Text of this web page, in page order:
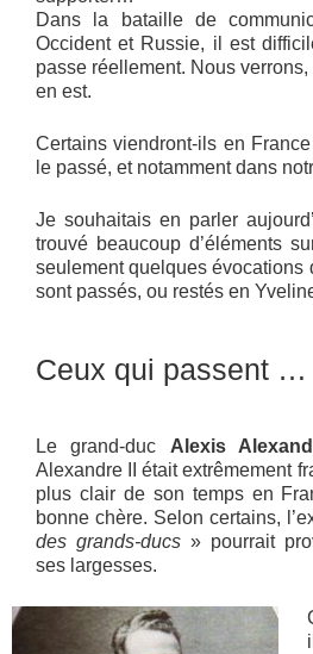
Dans la bataille de
Occident et Russie, il est
passe réellement. Nous verrons,
en est.
Certains viendront-ils en
le passé, et notamment dans
Je souhaitais en parler
trouvé beaucoup d’éléments
seulement quelques évocations
sont passés, ou restés en
Ceux qui passent …
Le grand-duc Alexis
Alexandre II était extrêmement
plus clair de son temps en
bonne chère. Selon certains,
des grands-ducs » pourrait
ses largesses.